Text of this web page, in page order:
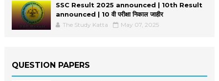
SSC Result 2025 announced | 10th Result
announced | 10 वी परीक्षा निकाल जाहीर
The Study Katta May 07, 2025
QUESTION PAPERS